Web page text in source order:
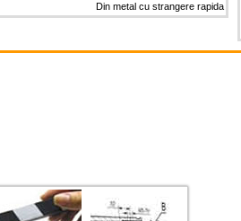
Din metal cu strangere rapida